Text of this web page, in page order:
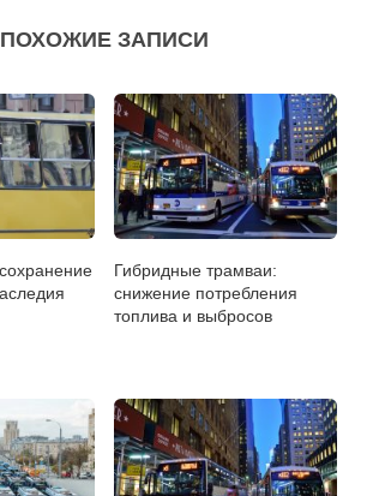
ПОХОЖИЕ ЗАПИСИ
Гибридные трамваи:
снижение потребления
топлива и выбросов